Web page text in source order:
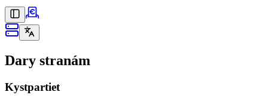
Dary stranám
Kystpartiet